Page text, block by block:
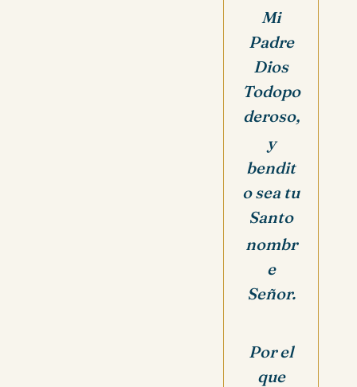
Mi
Padre
Dios
Todopo
deroso,
y
bendit
o sea tu
Santo
nombr
e
Señor.
Por el
que